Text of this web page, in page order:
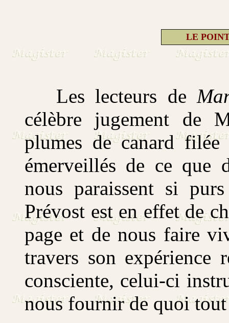
LE
Les lecteurs de
célèbre jugement de
plumes de canard
émerveillés de ce que
nous paraissent si
Prévost est en effet de
page et de nous faire
travers son expérience
consciente, celui-ci
nous fournir de quoi tout